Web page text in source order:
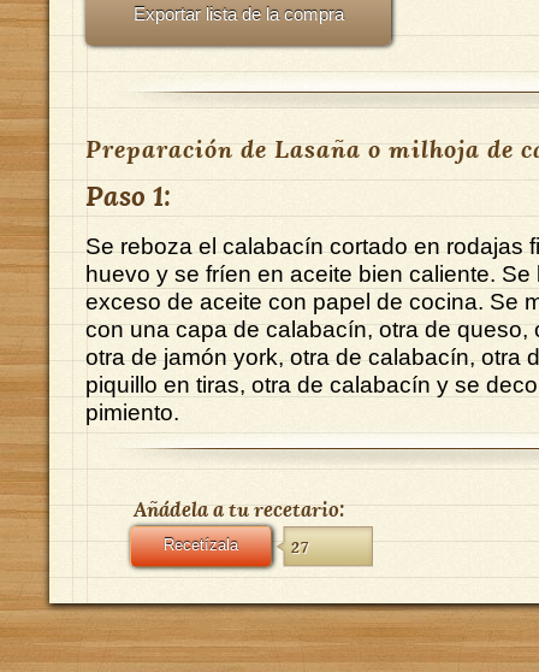
Exportar lista de la compra
Preparación de Lasaña o milhoja de
Paso 1:
Se reboza el calabacín cortado en rodajas
huevo y se fríen en aceite bien caliente. Se
exceso de aceite con papel de cocina. Se
con una capa de calabacín, otra de queso,
otra de jamón york, otra de calabacín, otra
piquillo en tiras, otra de calabacín y se
pimiento.
Añádela a tu recetario:
Recetízala 27